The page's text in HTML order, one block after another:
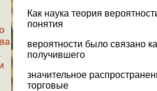
Как наука теория
понятия
вероятности было связано
получившего
значительное
торговые